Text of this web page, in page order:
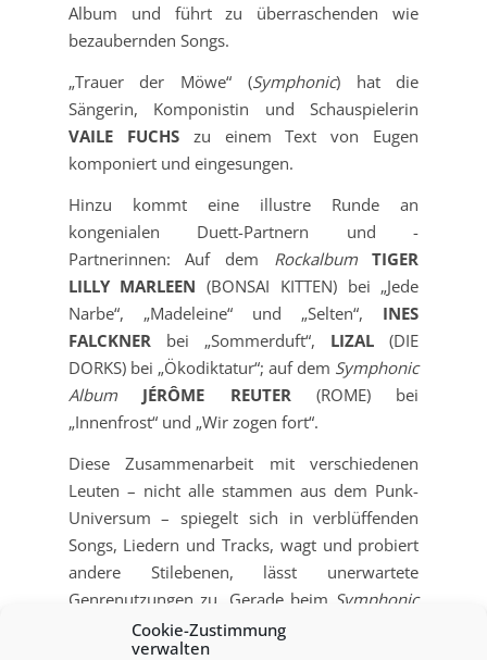
Cookie-Zustimmung
verwalten
Album und führt zu überraschenden wie
bezaubernden Songs.
„Trauer der Möwe“ (Symphonic) hat die
Sängerin, Komponistin und Schauspielerin
VAILE FUCHSzu einem Text von Eugen
komponiert und eingesungen.
Hinzu kommt eine illustre Runde an
kongenialen Duett-Partnern und -
Partnerinnen: Auf dem Rockalbum
TIGER
LILLY MARLEEN (BONSAI KITTEN) bei „Jede
Narbe“, „Madeleine“ und „Selten“, INES
FALCKNERbei „Sommerduft“, LIZAL (DIE
DORKS) bei „Ökodiktatur“; auf dem Symphonic
Album
JÉRÔME REUTER(ROME) bei
„Innenfrost“ und „Wir zogen fort“.
Diese Zusammenarbeit mit verschiedenen
Leuten – nicht alle stammen aus dem Punk-
Universum – spiegelt sich in verblüffenden
Songs, Liedern und Tracks, wagt und probiert
andere Stilebenen, lässt unerwartete
Genrenutzungen zu. Gerade beim Symphonic
gilt es, sich auf Eugens Stimmgewalt in
so noch nicht gehörter Umgebung und